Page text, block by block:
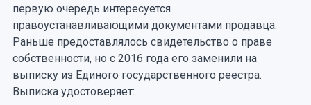
первую очередь интересуется
правоустанавливающими документами продавца.
Раньше предоставлялось свидетельство о праве
собственности, но с 2016 года его заменили на
выписку из Единого государственного реестра.
Выписка удостоверяет: